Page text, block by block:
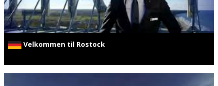
Velkommen til Rostock